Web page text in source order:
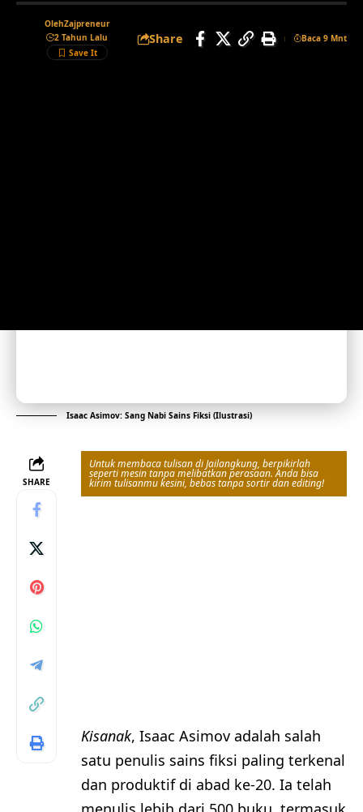
OlehZajpreneur
2 Tahun Lalu
Share Baca 9 Mnt
Isaac Asimov: Sang Nabi Sains Fiksi (Ilustrasi)
SHARE
Untuk membaca tulisan di Jailangkung, berpikirlah
seperti mesin tanpa melibatkan perasaan. Anda bisa
kirim tulisanmu kesini, bebas tanpa sortir dan editing!
Kisanak, Isaac Asimov adalah salah
satu penulis sains fiksi paling terkenal
dan produktif di abad ke-20. Ia telah